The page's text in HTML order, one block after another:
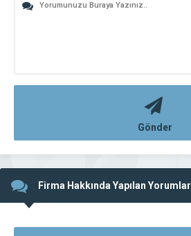
Gönder
Firma Hakkında Yapılan Yorumlar